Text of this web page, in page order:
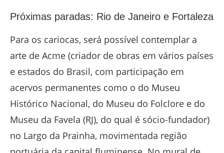
Próximas paradas: Rio de Janeiro e Fortaleza
Para os cariocas, será possível contemplar a
arte de Acme (criador de obras em vários países
e estados do Brasil, com participação em
acervos permanentes como o do Museu
Histórico Nacional, do Museu do Folclore e do
Museu da Favela (RJ), do qual é sócio-fundador)
no Largo da Prainha, movimentada região